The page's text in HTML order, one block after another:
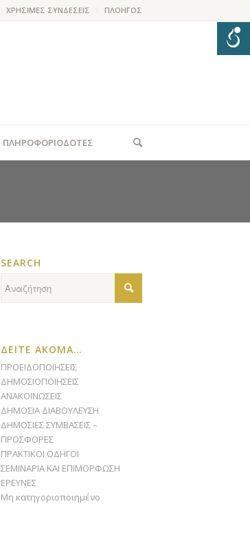
ΧΡΗΣΙΜΕΣ ΣΥΝΔΕΣΕΙΣ ΠΛΟΗΓΟΣ
ΠΛΗΡΟΦΟΡΙΟΔΟΤΕΣ
SEARCH
ΔΕΙΤΕ ΑΚΟΜΑ…
ΠΡΟΕΙΔΟΠΟΙΗΣΕΙΣ
ΔΗΜΟΣΙΟΠΟΙΗΣΕΙΣ
ΑΝΑΚΟΙΝΩΣΕΙΣ
ΔΗΜΟΣΙΑ ΔΙΑΒΟΥΛΕΥΣΗ
ΔΗΜΟΣΙΕΣ ΣΥΜΒΑΣΕΙΣ –
ΠΡΟΣΦΟΡΕΣ
ΠΡΑΚΤΙΚΟΙ ΟΔΗΓΟΙ
ΣΕΜΙΝΑΡΙΑ ΚΑΙ ΕΠΙΜΟΡΦΩΣΗ
ΕΡΕΥΝΕΣ
Μη κατηγοριοποιημένο